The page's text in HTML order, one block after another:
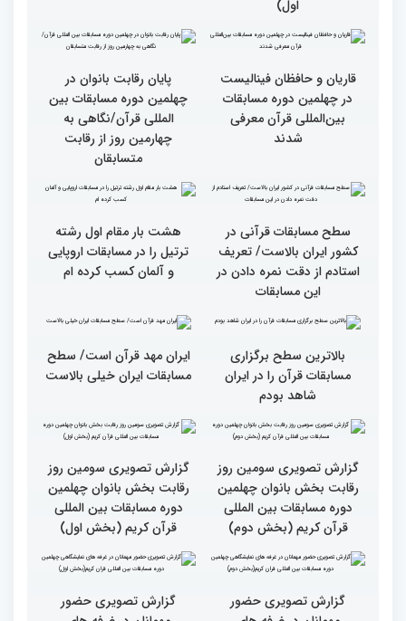
چهلمین دوره مسابقات
بین‌المللی قرآن کریم(بخش
اول)
سومین محفل انس با قرآن
ویژه بانوان در آستان مقدس
امامزاده حسن (ع) برگزار
شد
قاریان و حافظان فینالیست‌
در چهلمین دوره مسابقات
بین‌المللی قرآن معرفی
شدند
پایان رقابت بانوان در
چهلمین دوره مسابقات بین
چهارمین روز از رقابت
سطح مسابقات قرآنی در
استادم از دقت نمره دادن در
هشت بار مقام اول رشته
و آلمان کسب کرده ام